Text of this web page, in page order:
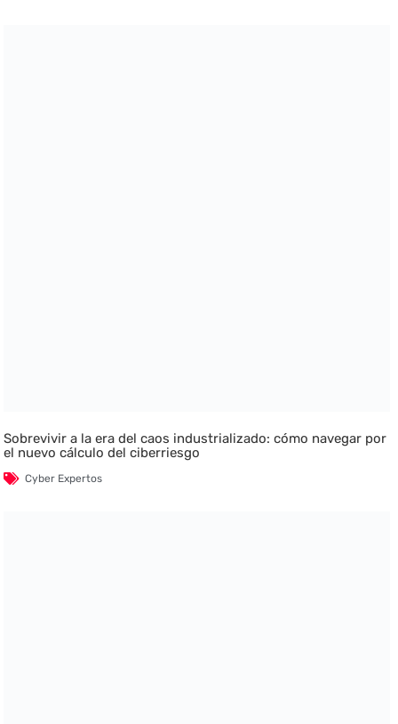
Sobrevivir a la era del caos industrializado: cómo navegar por
el nuevo cálculo del ciberriesgo
Cyber Expertos